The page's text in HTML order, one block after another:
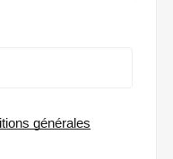
générales